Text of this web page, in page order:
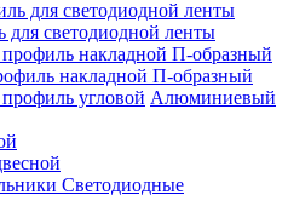
светодиодной ленты
накладной П-образный
Алюминиевый
Светодиодные